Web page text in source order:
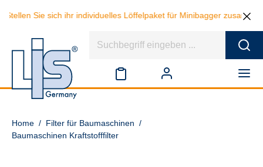
Sie sich ihr individuelles Löffelpaket für Minibagger
Home / Filter für Baumaschinen /
Baumaschinen Kraftstofffilter